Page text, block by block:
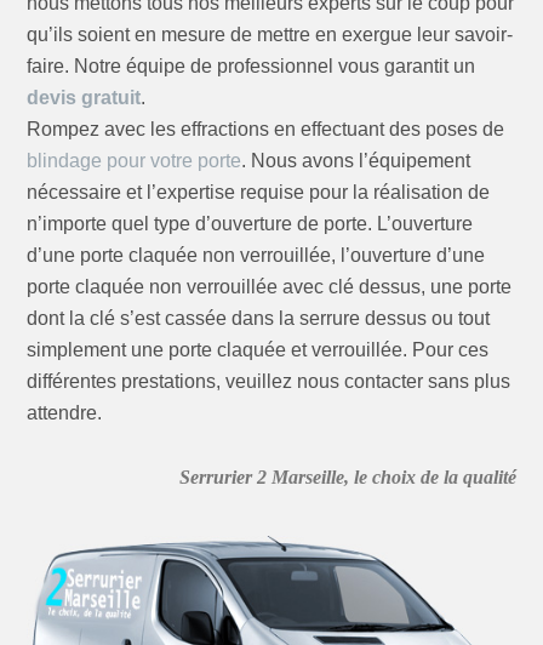
qu’ils soient en mesure de mettre en exergue leur savoir-
faire. Notre équipe de professionnel vous garantit un
devis gratuit.
Rompez avec les effractions en effectuant des poses de
blindage pour votre porte. Nous avons l’équipement
nécessaire et l’expertise requise pour la réalisation de
n’importe quel type d’ouverture de porte. L’ouverture
d’une porte claquée non verrouillée, l’ouverture d’une
porte claquée non verrouillée avec clé dessus, une porte
dont la clé s’est cassée dans la serrure dessus ou tout
simplement une porte claquée et verrouillée. Pour ces
différentes prestations, veuillez nous contacter sans plus
attendre.
Serrurier 2 Marseille, le choix de la qualité